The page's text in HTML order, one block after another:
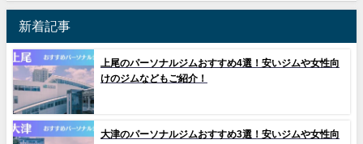
新着記事
上尾のパーソナルジムおすすめ4選！安いジムや女性向
けのジムなどもご紹介！
大津のパーソナルジムおすすめ3選！安いジムや女性向